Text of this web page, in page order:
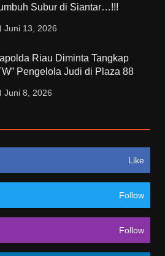
Subur di Siantar…!!!
Juni 13, 2026
Riau Diminta Tangkap
Pengelola Judi di Plaza 88
Juni 8, 2026
Like
Follow
Follow